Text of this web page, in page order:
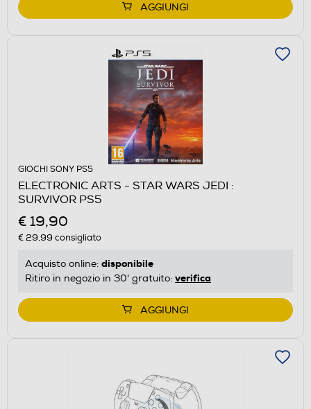
AGGIUNGI
GIOCHI SONY PS5
ELECTRONIC ARTS - STAR WARS JEDI :
SURVIVOR PS5
€ 19,90
€ 29,99 consigliato
Acquisto online: disponibile
Ritiro in negozio in 30' gratuito: verifica
AGGIUNGI